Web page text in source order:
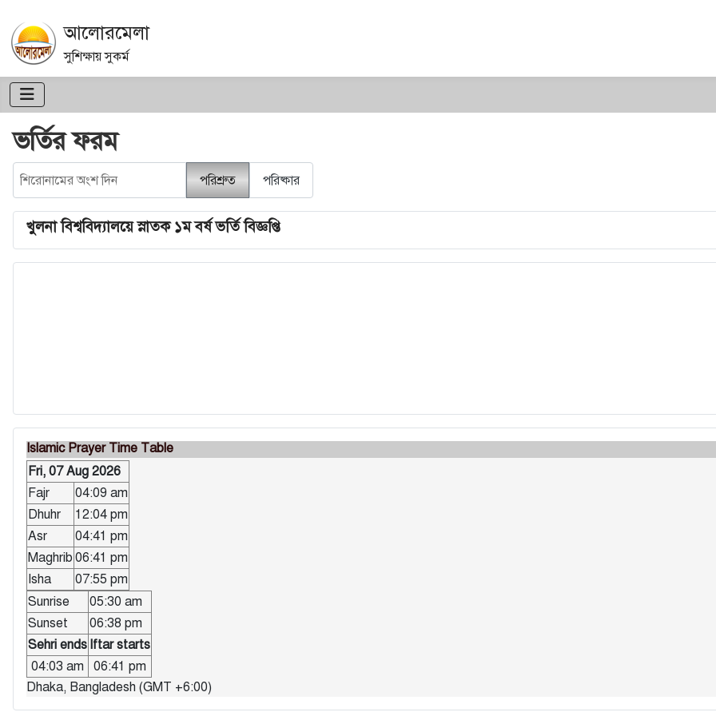
আলোরমেলা
সুশিক্ষায় সুকর্ম
ভর্তির ফরম
শিরোনামের অংশ দিন
পরিশ্রুত পরিষ্কার
খুলনা বিশ্ববিদ্যালয়ে স্নাতক ১ম বর্ষ ভর্তি বিজ্ঞপ্তি
Islamic Prayer Time Table
Fri, 07 Aug 2026
Fajr
04:09 am
Dhuhr
12:04 pm
Asr
04:41 pm
Maghrib 06:41 pm
Isha
07:55 pm
Sunrise
05:30 am
Sunset
06:38 pm
Sehri ends Iftar starts
04:03 am
06:41 pm
Dhaka, Bangladesh (GMT +6:00)